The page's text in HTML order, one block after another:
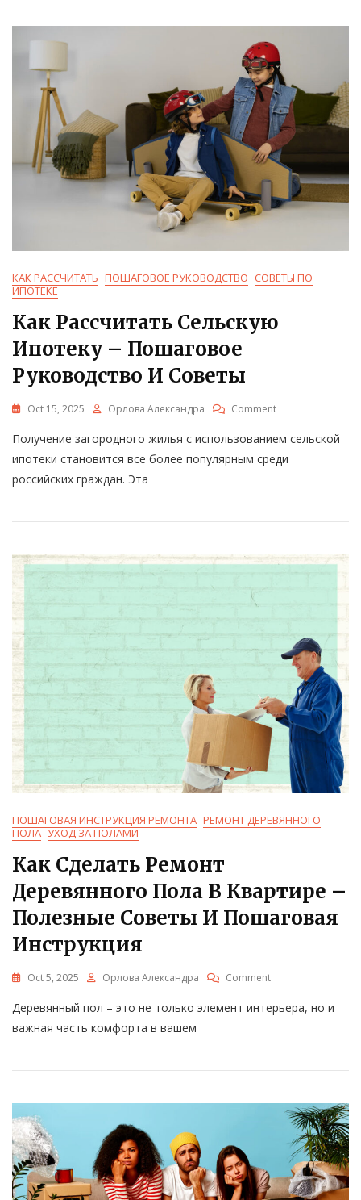
Гид
КАК РАССЧИТАТЬ ПОШАГОВОЕ РУКОВОДСТВО СОВЕТЫ ПО
ИПОТЕКЕ
Как Рассчитать Сельскую
Ипотеку – Пошаговое
Руководство И Советы
Oct 15, 2025 Орлова Александра CommentOn
Рассчитать
Сельскую
Ипотеку
Получение загородного жилья с использованием сельской
ипотеки становится все более популярным среди
российских граждан. Эта
ПОШАГОВАЯ ИНСТРУКЦИЯ РЕМОНТА РЕМОНТ ДЕРЕВЯННОГО
ПОЛА УХОД ЗА ПОЛАМИ
Как Сделать Ремонт
Деревянного Пола В Квартире –
Полезные Советы И Пошаговая
Инструкция
Oct 5, 2025 Орлова Александра CommentOn
Сделать
В
Полезные
Советы
Пошаговая
Инструкция
Деревянный пол – это не только элемент интерьера, но и
важная часть комфорта в вашем